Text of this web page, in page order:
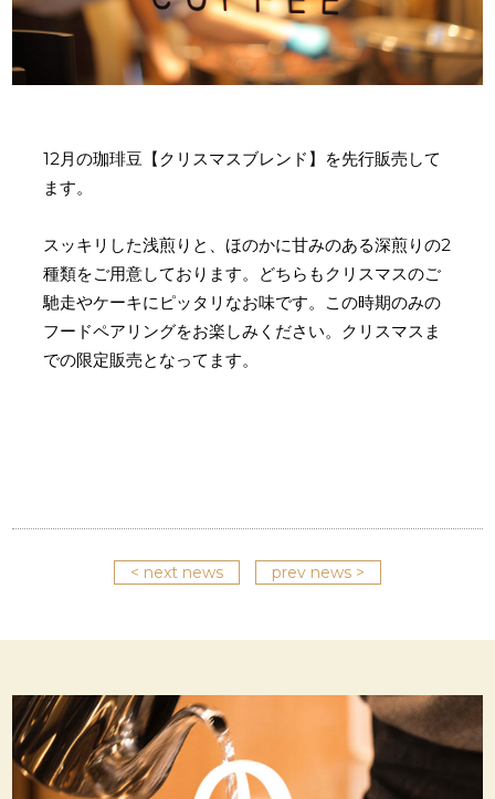
12月の珈琲豆【クリスマスブレンド】を先行販売して
ます。
スッキリした浅煎りと、ほのかに甘みのある深煎りの2
種類をご用意しております。どちらもクリスマスのご
馳走やケーキにピッタリなお味です。この時期のみの
フードペアリングをお楽しみください。クリスマスま
での限定販売となってます。
< next news prev news >